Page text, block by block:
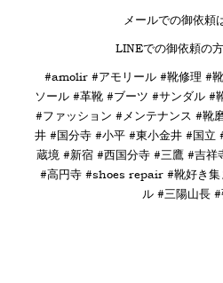
メールでの御依頼
LINEでの御依頼の方
#amolir #アモリール #靴修理 #
ソール #革靴 #ブーツ #サンダル #
#ファッション #メンテナンス #靴
井 #国分寺 #小平 #東小金井 #国立
蔵境 #新宿 #西国分寺 #三鷹 #吉
#高円寺 #shoes repair #靴好き集
ル #三陽山長